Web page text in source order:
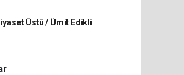
Üstü / Ümit Edikli